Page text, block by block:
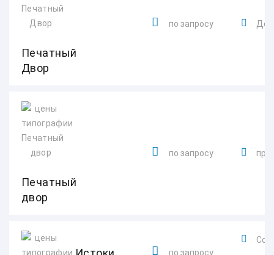
Печатный
Двор
по запросу
Печатный
двор
по запросу
по запросу